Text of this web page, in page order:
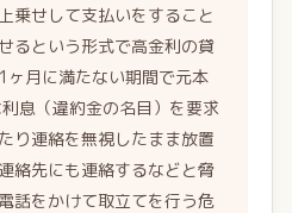
乗せして支払いをすること
るという形式で高金利の貸
月に満たない期間で元本
息（違約金の名目）を要求
り連絡を無視したまま放置
絡先にも連絡するなどと脅
話をかけて取立てを行う危